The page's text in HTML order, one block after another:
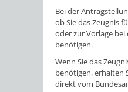
Bei der
ob Sie das Zeugnis
oder zur Vorlage bei
benötigen.
Wenn Sie das
benötigen, erhalten
direkt vom